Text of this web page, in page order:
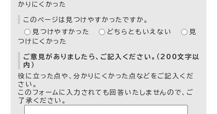
かりにくかった
このページは見つけやすかったですか。
見つけやすかった
どちらともいえない
見
つけにくかった
ご意見がありましたら、ご記入ください。（200文字以
内）
役に立った点や、分かりにくかった点などをご記入くだ
さい。
このフォームに入力されても回答いたしませんので、ご
了承ください。